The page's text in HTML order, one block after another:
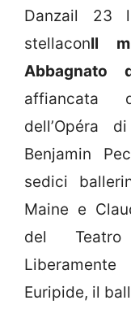
Danzail 23
stellaconIl
Abbagnato
affiancata
dell’Opéra
Benjamin
sedici
Maine e
del
Euripide, il